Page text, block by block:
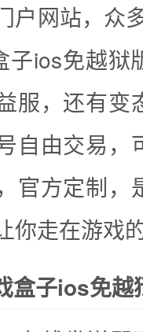
户网站，众
子ios免越狱
服，还有变
自由交易，
官方定制，
你走在游戏的
盒子ios免越